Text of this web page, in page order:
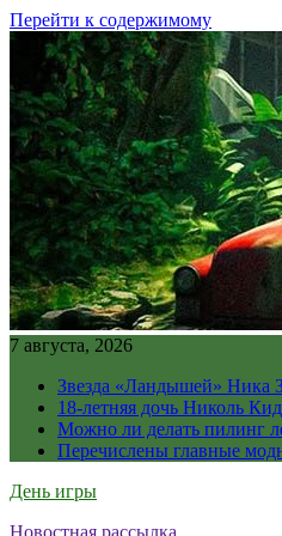
Перейти к содержимому
7 августа, 2026
Звезда «Ландышей» Ника
18-летняя дочь Николь
Можно ли делать пилинг
Перечислены главные
День игры
Новостная рассылка